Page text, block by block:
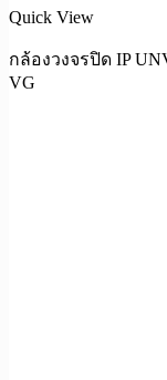
Quick View
กล้องวงจรปิด IP
VG